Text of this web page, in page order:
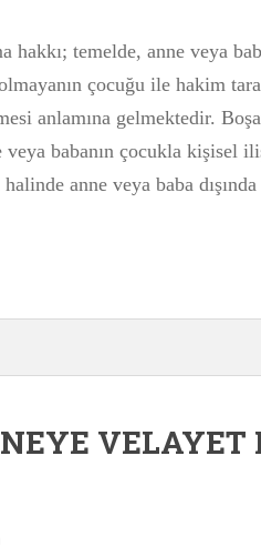
hakkı; temelde, anne veya
çocuğu ile hakim
anlamına gelmektedir.
babanın çocukla kişisel
halinde anne veya baba